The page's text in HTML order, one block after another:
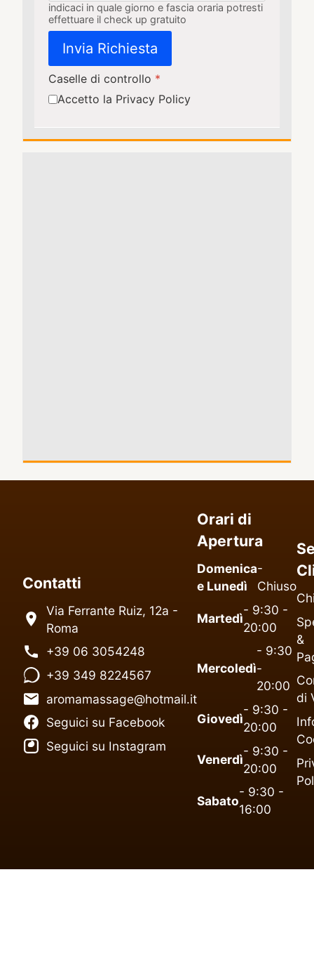
indicaci in quale giorno e fascia oraria potresti
effettuare il check up gratuito
Invia Richiesta
Caselle di controllo *
Accetto la Privacy Policy
Contatti
Via Ferrante Ruiz, 12a -
Roma
+39 06 3054248
+39 349 8224567
aromamassage@hotmail.it
Seguici su Facebook
Seguici su Instagram
Orari di
Apertura
Domenica
e Lunedì
-
Chiuso
Martedì
- 9:30 -
20:00
Mercoledì
- 9:30
-
20:00
Giovedì
- 9:30 -
20:00
Venerdì
- 9:30 -
20:00
Sabato
- 9:30 -
16:00
&
di